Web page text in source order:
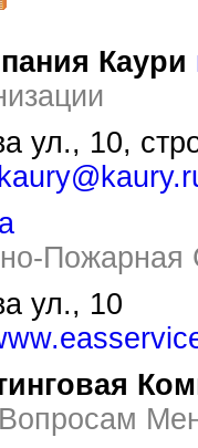
Каури
ул., 10,
Пожарная
ул., 10